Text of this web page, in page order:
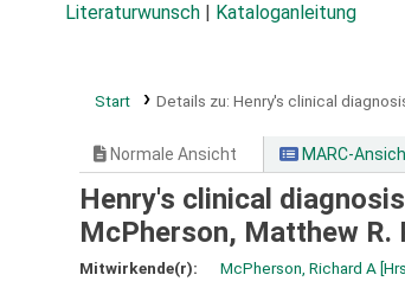
Literaturwunsch
Kataloganleitung
Start Details zu: Henry's clinical
Normale Ansicht MARC-
Henry's clinical
McPherson, Matthew R.
Mitwirkende(r): McPherson, Richard A